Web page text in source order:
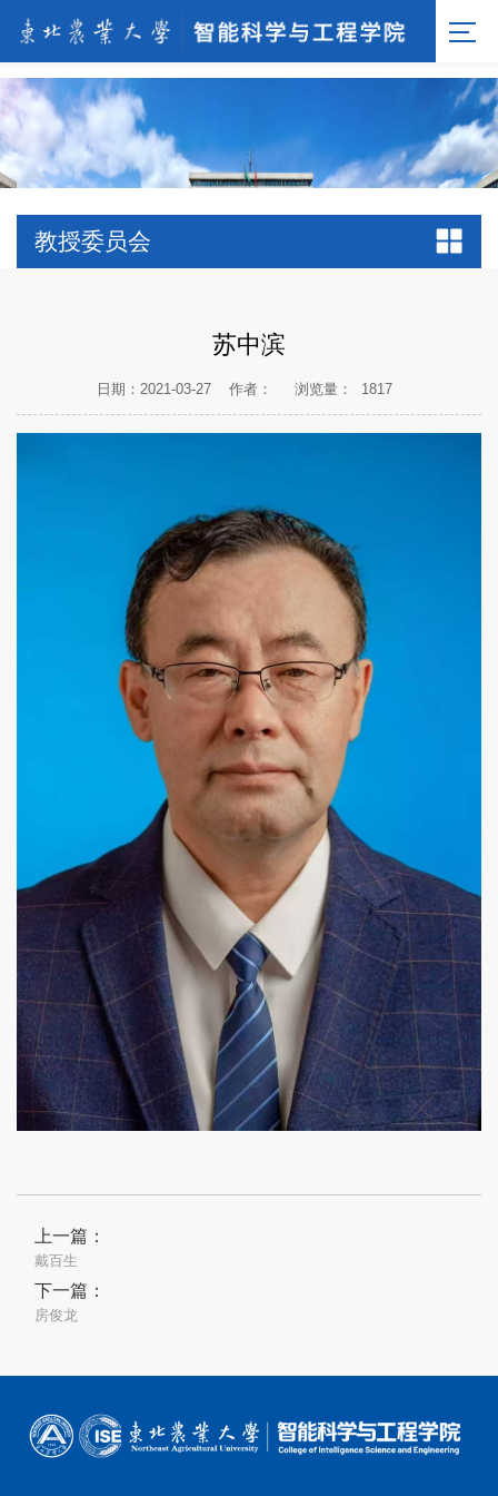
教授委员会
苏中滨
日期：2021-03-27 作者： 浏览量： 1817
上一篇：
戴百生
下一篇：
房俊龙